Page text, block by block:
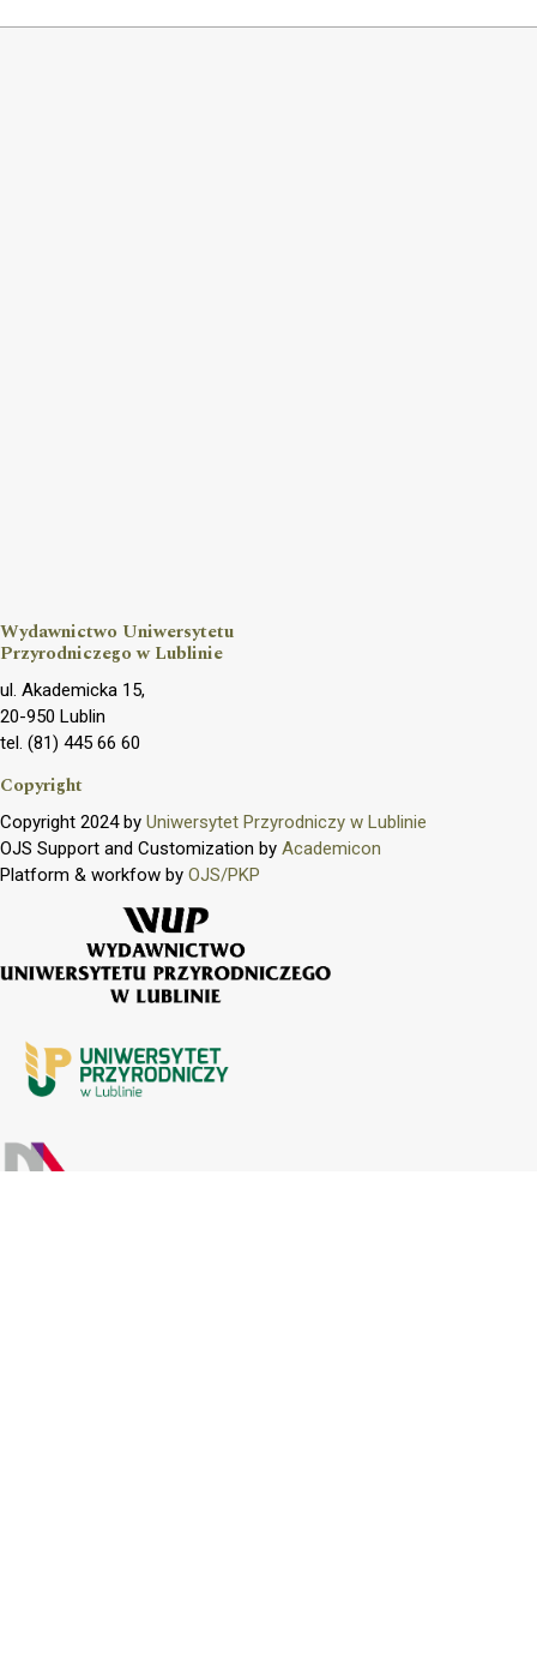
Wydawnictwo Uniwersytetu
Przyrodniczego w Lublinie
ul. Akademicka 15,
20-950 Lublin
tel. (81) 445 66 60
Copyright
Copyright 2024 by Uniwersytet Przyrodniczy w Lublinie
OJS Support and Customization by Academicon
Platform & workfow by OJS/PKP